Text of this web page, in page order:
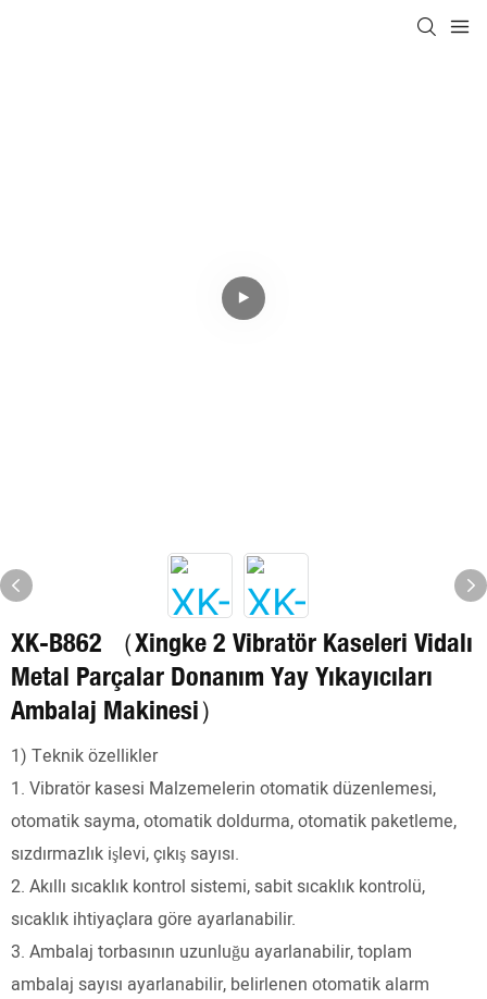
XK-B862 （Xingke 2 Vibratör Kaseleri Vidalı
Metal Parçalar Donanım Yay Yıkayıcıları
Ambalaj Makinesi）
1) Teknik özellikler
1. Vibratör kasesi Malzemelerin otomatik düzenlemesi,
otomatik sayma, otomatik doldurma, otomatik paketleme,
sızdırmazlık işlevi, çıkış sayısı.
2. Akıllı sıcaklık kontrol sistemi, sabit sıcaklık kontrolü,
sıcaklık ihtiyaçlara göre ayarlanabilir.
3. Ambalaj torbasının uzunluğu ayarlanabilir, toplam
ambalaj sayısı ayarlanabilir, belirlenen otomatik alarm